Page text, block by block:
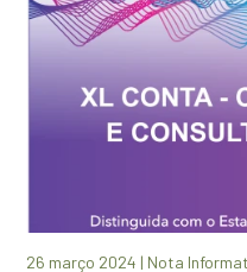
26 março 2024 | Nota